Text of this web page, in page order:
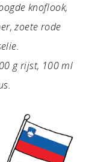
knoflook,
zoete rode
g rijst, 100 ml